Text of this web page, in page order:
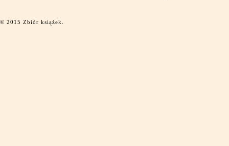
© 2015 Zbiór książek.